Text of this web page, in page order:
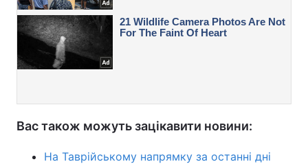
Вас також можуть зацікавити новини:
На Таврійському напрямку за останні дні